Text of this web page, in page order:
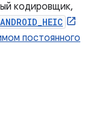
кодировщик,
постоянного